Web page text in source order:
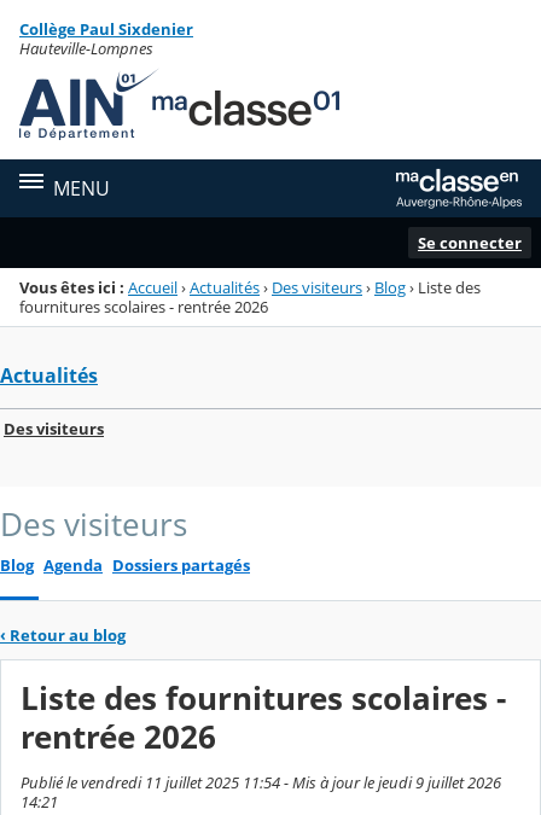
Menu de la rubrique
Contenu
Collège Paul Sixdenier
Hauteville-Lompnes
MENU
Se connecter
Vous êtes ici : Accueil›Actualités› Des visiteurs› Blog› Liste des
fournitures scolaires - rentrée 2026
Actualités
Des visiteurs
Des visiteurs
Blog Agenda Dossiers partagés
‹ Retour au blog
Liste des fournitures scolaires -
rentrée 2026
Publié le vendredi 11 juillet 2025 11:54 - Mis à jour le jeudi 9 juillet 2026
14:21